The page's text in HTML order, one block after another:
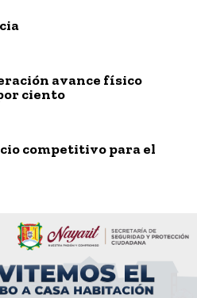
avance físico
ciento
competitivo para el